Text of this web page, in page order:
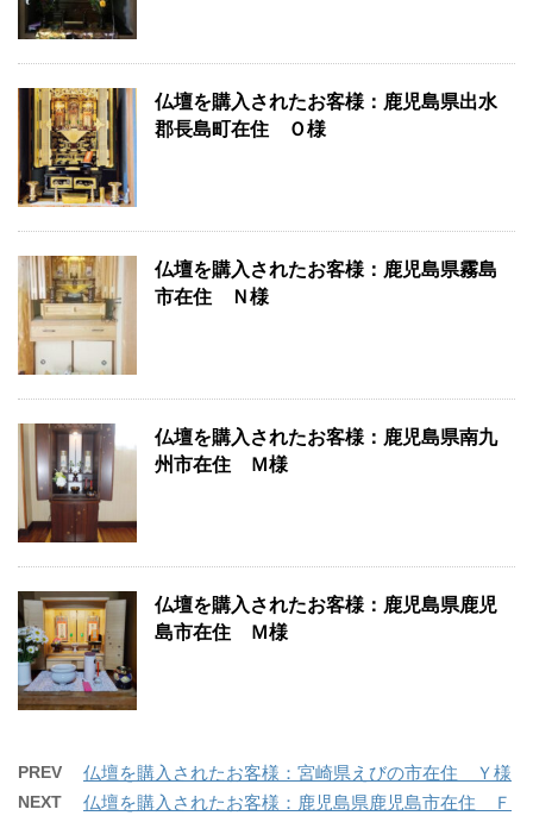
仏壇を購入されたお客様：鹿児島県出水
郡長島町在住 Ｏ様
仏壇を購入されたお客様：鹿児島県霧島
市在住 Ｎ様
仏壇を購入されたお客様：鹿児島県南九
州市在住 Ｍ様
仏壇を購入されたお客様：鹿児島県鹿児
島市在住 Ｍ様
PREV 仏壇を購入されたお客様：宮崎県えびの市在住 Ｙ様
NEXT
仏壇を購入されたお客様：鹿児島県鹿児島市在住 Ｆ